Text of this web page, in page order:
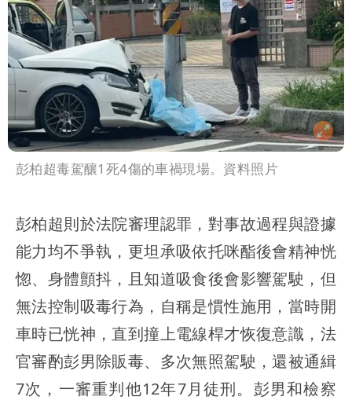
彭柏超毒駕釀1死4傷的車禍現場。資料照片
彭柏超則於法院審理認罪，對事故過程與證據
能力均不爭執，更坦承吸依托咪酯後會精神恍
惚、身體顫抖，且知道吸食後會影響駕駛，但
無法控制吸毒行為，自稱是慣性施用，當時開
車時已恍神，直到撞上電線桿才恢復意識，法
官審酌彭男除販毒、多次無照駕駛，還被通緝
7次，一審重判他12年7月徒刑。彭男和檢察